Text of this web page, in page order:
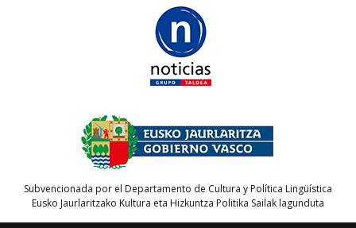
Subvencionada por el Departamento de Cultura y Política Lingüística
Eusko Jaurlaritzako Kultura eta Hizkuntza Politika Sailak lagunduta